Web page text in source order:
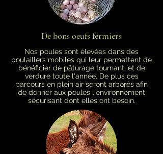
De bons oeufs fermiers
Nos poules sont élevées dans des
poulaillers mobiles qui leur permettent de
bénéficier de pâturage tournant, et de
verdure toute l'année. De plus ces
parcours en plein air seront arborés afin
de donner aux poules l'environnement
sécurisant dont elles ont besoin.